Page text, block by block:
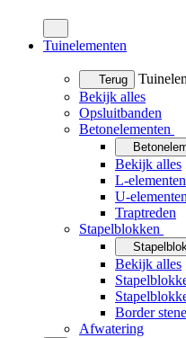
Tuinelementen
Terug
Bekijk alles
Opsluitbanden
Betonelementen
Bekijk alles
L-elementen
U-elementen
Traptreden
Stapelblokken
Bekijk alles
Border
Afwatering